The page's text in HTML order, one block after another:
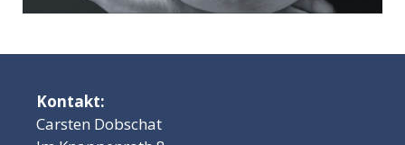
Kontakt:
Carsten Dobschat